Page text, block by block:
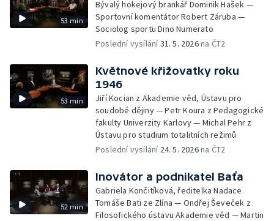
53 min
Bývalý hokejový brankář Dominik Hašek —
Sportovní komentátor Robert Záruba —
Sociolog sportu Dino Numerato
Poslední vysílání31. 5. 2026na ČT2
53 min
Květnové křižovatky roku
1946
Jiří Kocian z Akademie věd, Ústavu pro
soudobé dějiny — Petr Koura z Pedagogické
fakulty Univerzity Karlovy — Michal Pehr z
Ústavu pro studium totalitních režimů
Poslední vysílání 24. 5. 2026na ČT2
52 min
Inovátor a podnikatel Baťa
Gabriela Končitíková, ředitelka Nadace
Tomáše Bati ze Zlína — Ondřej Ševeček z
Filosofického ústavu Akademie věd — Martin